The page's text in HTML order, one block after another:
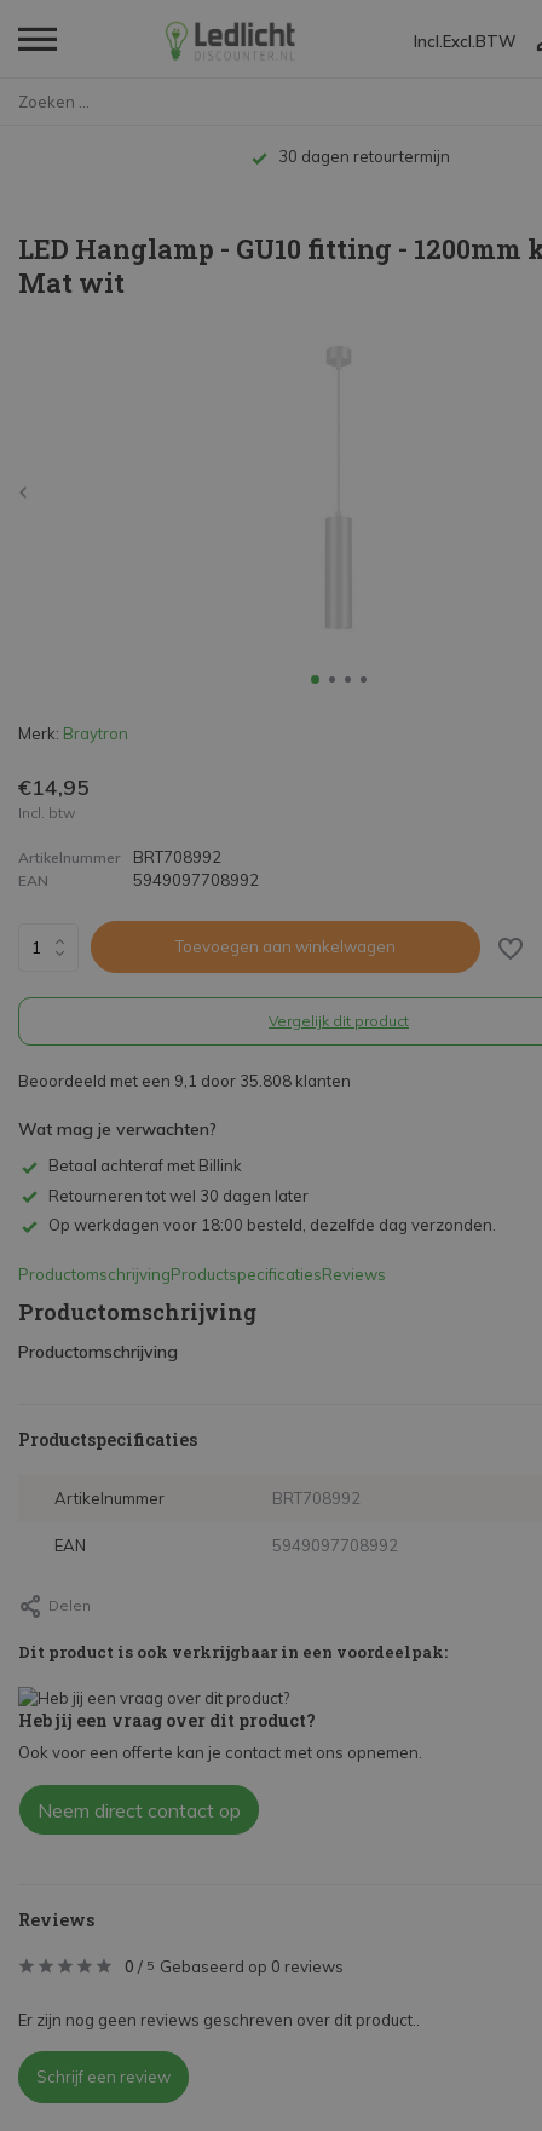
Incl. Excl. BTW
Tot 10 jaar garantie
LED Hanglamp - GU10 fitting - 1200mm
Mat wit
Merk: Braytron
€14,95
Incl. btw
Artikelnummer BRT708992
EAN 5949097708992
Toevoegen aan winkelwagen
Vergelijk dit product
Beoordeeld met een 9,1 door 35.808 klanten
Wat mag je verwachten?
Betaal achteraf met Billink
Retourneren tot wel 30 dagen later
Op werkdagen voor 18:00 besteld, dezelfde dag verzonden.
ProductomschrijvingProductspecificatiesReviews
Productomschrijving
Productomschrijving
Productspecificaties
Artikelnummer BRT708992
EAN 5949097708992
Delen
Dit product is ook verkrijgbaar in een voordeelpak:
Heb jij een vraag over dit product?
Ook voor een offerte kan je contact met ons opnemen.
Neem direct contact op
Reviews
0 / 5 Gebaseerd op 0 reviews
Er zijn nog geen reviews geschreven over dit product..
Schrijf een review